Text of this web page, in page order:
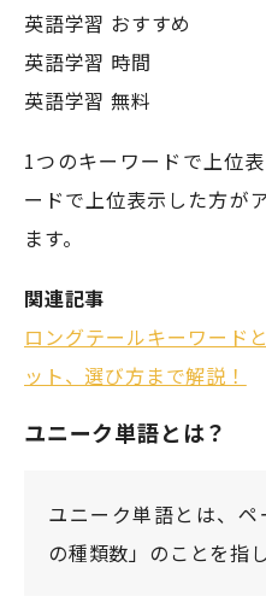
英語学習 おすすめ
英語学習 時間
英語学習 無料
1つのキーワードで上位
ードで上位表示した方が
ます。
関連記事
ロングテールキーワード
ット、選び方まで解説！
ユニーク単語とは？
ユニーク単語とは、
の種類数」のことを指し